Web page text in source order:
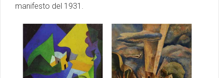
manifesto del 1931.